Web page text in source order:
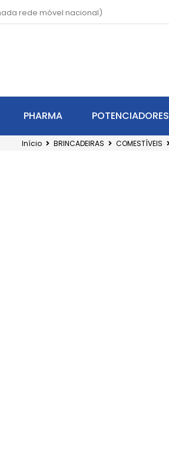
rede móvel nacional)
PHARMA POTENCIADORES
Início BRINCADEIRAS COMESTÍVEIS